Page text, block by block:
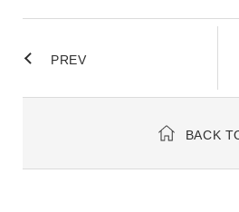
PREV
BACK